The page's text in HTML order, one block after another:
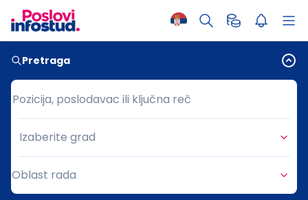
Pretraga
Pozicija, poslodavac ili ključna reč
Pozicija, poslodavac ili ključna reč
Grad
Izaberite grad
Oblast rada